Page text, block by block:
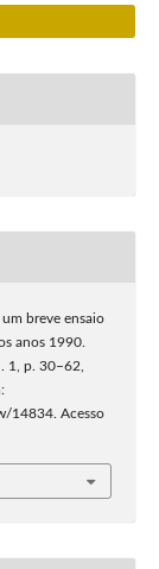
breve ensaio
anos 1990.
1, p. 30–62,
14834. Acesso